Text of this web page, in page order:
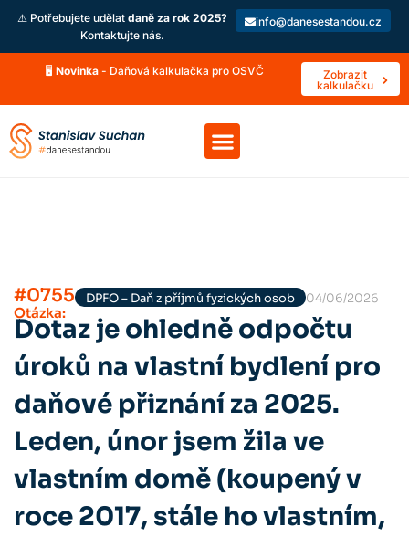
⚠️ Potřebujete udělat daně za rok 2025?
Kontaktujte nás.
info@danesestandou.cz
🖥️Novinka - Daňová kalkulačka pro OSVČ
Zobrazit
kalkulačku
#0755 DPFO – Daň z příjmů fyzických osob 04/06/2026
Otázka:
Dotaz je ohledně odpočtu
úroků na vlastní bydlení pro
daňové přiznání za 2025.
Leden, únor jsem žila ve
vlastním domě (koupený v
roce 2017, stále ho vlastním,